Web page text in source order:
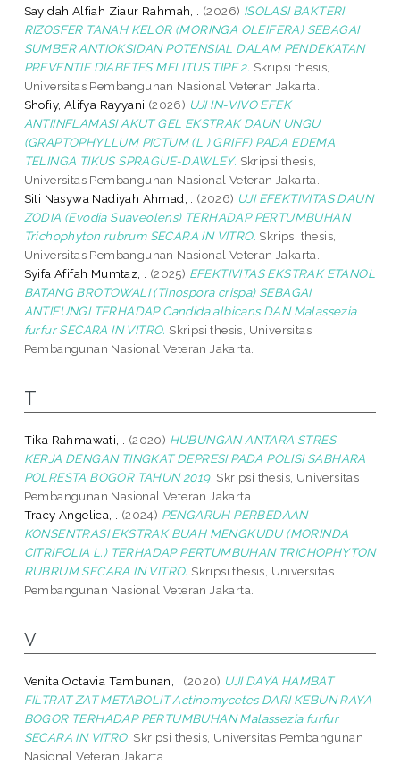
Sayidah Alfiah Ziaur Rahmah, .
(2026) ISOLASI BAKTERI
RIZOSFER TANAH KELOR (MORINGA OLEIFERA) SEBAGAI
SUMBER ANTIOKSIDAN POTENSIAL DALAM PENDEKATAN
PREVENTIF DIABETES MELITUS TIPE 2. Skripsi thesis,
Universitas Pembangunan Nasional Veteran Jakarta.
Shofiy, Alifya Rayyani (2026) UJI IN-VIVO EFEK
ANTIINFLAMASI AKUT GEL EKSTRAK DAUN UNGU
(GRAPTOPHYLLUM PICTUM (L.) GRIFF) PADA EDEMA
TELINGA TIKUS SPRAGUE-DAWLEY. Skripsi thesis,
Universitas Pembangunan Nasional Veteran Jakarta.
Siti Nasywa Nadiyah Ahmad, .
(2026) UJI EFEKTIVITAS DAUN
ZODIA (Evodia Suaveolens) TERHADAP PERTUMBUHAN
Trichophyton rubrum SECARA IN VITRO. Skripsi thesis,
Universitas Pembangunan Nasional Veteran Jakarta.
Syifa Afifah Mumtaz, .
(2025) EFEKTIVITAS EKSTRAK ETANOL
BATANG BROTOWALI (Tinospora crispa) SEBAGAI
ANTIFUNGI TERHADAP Candida albicans DAN Malassezia
furfur SECARA IN VITRO. Skripsi thesis, Universitas
Pembangunan Nasional Veteran Jakarta.
T
Tika Rahmawati, . (2020) HUBUNGAN ANTARA STRES
KERJA DENGAN TINGKAT DEPRESI PADA POLISI SABHARA
POLRESTA BOGOR TAHUN 2019. Skripsi thesis, Universitas
Pembangunan Nasional Veteran Jakarta.
Tracy Angelica, .
(2024) PENGARUH PERBEDAAN
KONSENTRASI EKSTRAK BUAH MENGKUDU (MORINDA
CITRIFOLIA L.) TERHADAP PERTUMBUHAN TRICHOPHYTON
RUBRUM SECARA IN VITRO. Skripsi thesis, Universitas
Pembangunan Nasional Veteran Jakarta.
V
Venita Octavia Tambunan, . (2020) UJI DAYA HAMBAT
FILTRAT ZAT METABOLIT Actinomycetes DARI KEBUN RAYA
BOGOR TERHADAP PERTUMBUHAN Malassezia furfur
SECARA IN VITRO. Skripsi thesis, Universitas Pembangunan
Nasional Veteran Jakarta.